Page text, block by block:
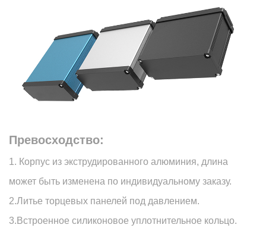
Превосходство:
1. Корпус из экструдированного алюминия, длина
может быть изменена по индивидуальному заказу.
2.Литье торцевых панелей под давлением.
3.Встроенное силиконовое уплотнительное кольцо.